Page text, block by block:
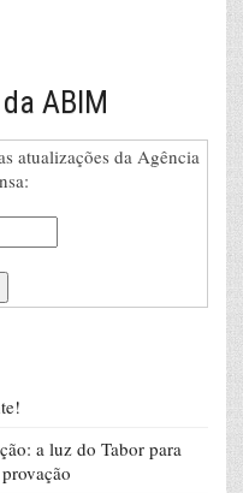
ABIM
atualizações da Agência
a luz do Tabor para